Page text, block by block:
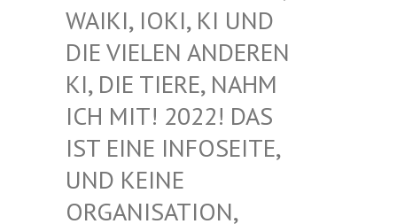
AIKI, IOKI, KI UND D
IE VIELEN ANDEREN K
I, DIE TIERE, NAHM I
CH MIT! 2022! DAS I
ST EINE INFOSEITE, U
ND KEINE O
RGANISATION, G